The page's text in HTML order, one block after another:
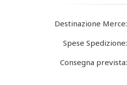
Destinazione Merce:
Spese Spedizione:
Consegna prevista: